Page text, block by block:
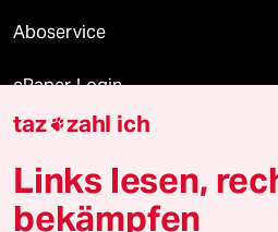
Aboservice
ePaper Login
Downloads für Abonnierende
taz zahl ich
Links lesen,
bekämpfen